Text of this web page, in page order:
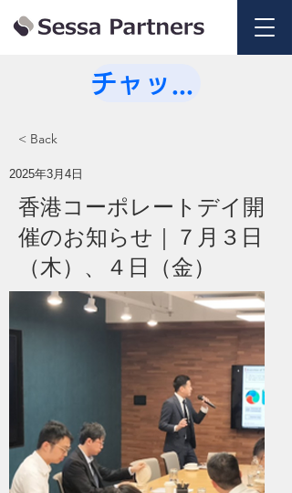
< Back
2025年3月4日
香港コーポレートデイ開
催のお知らせ｜７月３日
（木）、４日（金）